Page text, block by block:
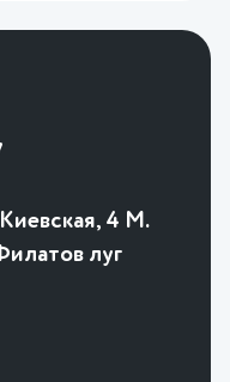
4 М.
луг